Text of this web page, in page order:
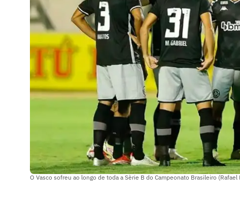
O Vasco sofreu ao longo de toda a Sèrie B do Campeonato Brasileiro (Rafael